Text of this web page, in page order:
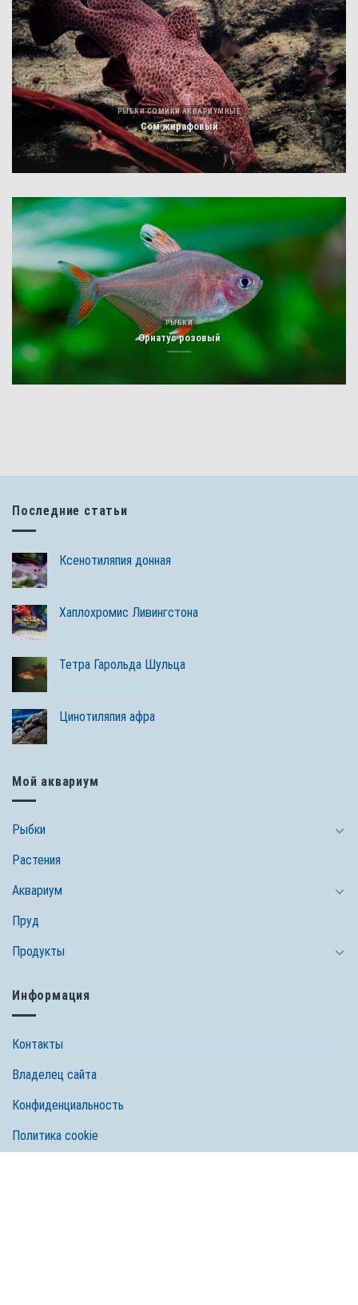
РЫБКИ СОМИКИ АКВАРИУМНЫЕ
Сом жирафовый
РЫБКИ
Орнатус розовый
Последние статьи
Ксенотиляпия донная
Хаплохромис Ливингстона
Тетра Гарольда Шульца
Цинотиляпия афра
Мой аквариум
Рыбки
Растения
Аквариум
Пруд
Продукты
Информация
Контакты
Владелец сайта
Конфиденциальность
Политика cookie